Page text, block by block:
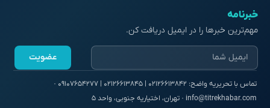
خبرنامه
مهم‌ترین خبرها را در ایمیل دریافت کن.
عضویت